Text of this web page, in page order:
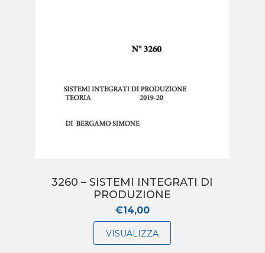
3260 – SISTEMI INTEGRATI DI
PRODUZIONE
€14,00
VISUALIZZA